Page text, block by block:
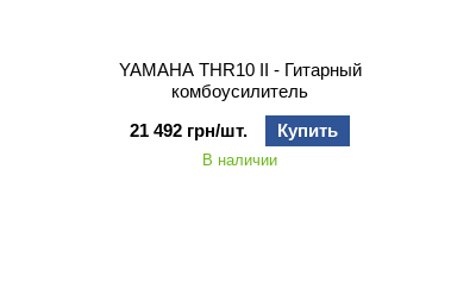
YAMAHA THR10 II - Гитарный
комбоусилитель
21 492 грн/шт.
Купить
В наличии